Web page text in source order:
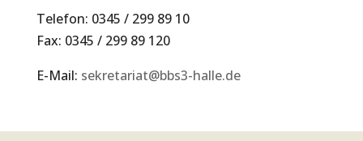
Telefon: 0345 / 299 89 10
Fax: 0345 / 299 89 120
E-Mail: sekretariat@bbs3-halle.de